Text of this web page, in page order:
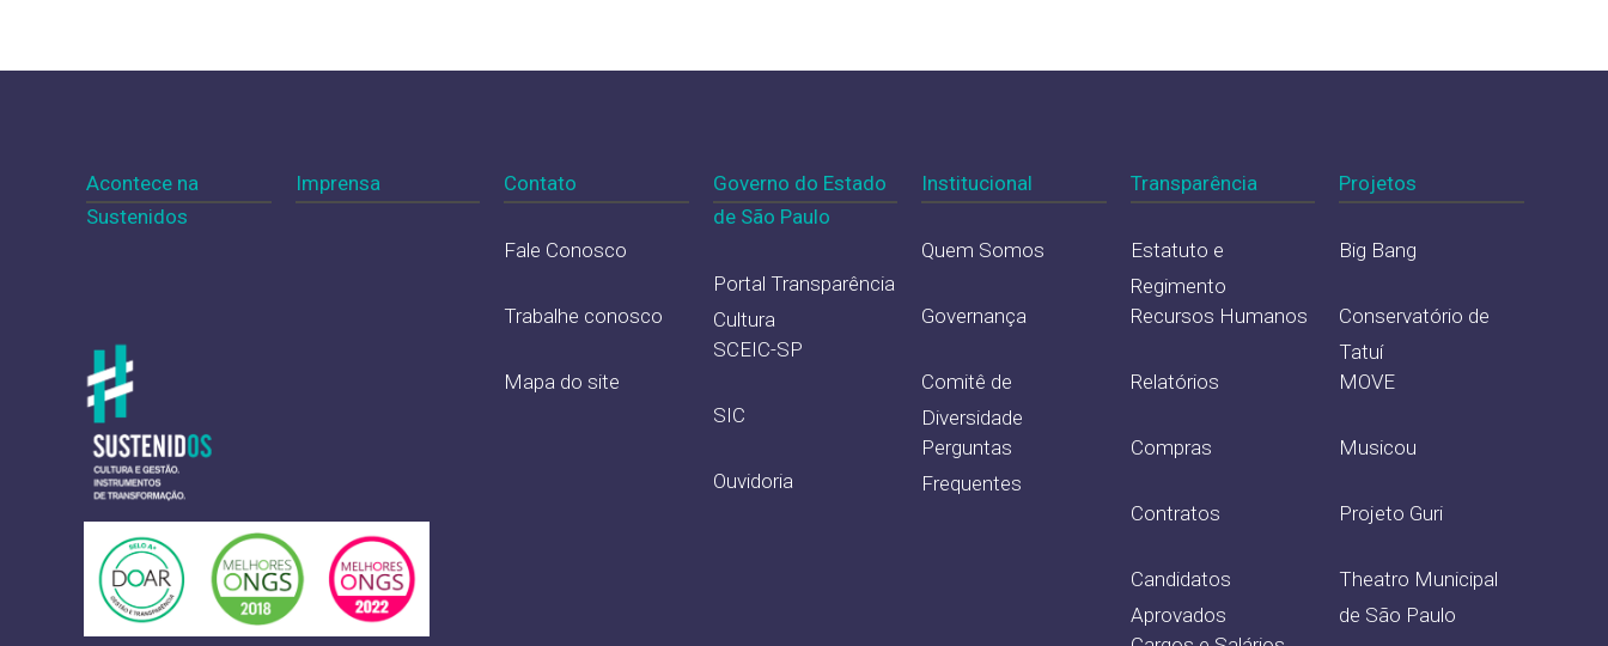
Institucional
Quem Somos
Governança
Comitê de
Diversidade
Perguntas
Frequentes
Projetos
Big Bang
Conservatório de
Tatuí
MOVE
Musicou
Projeto Guri
Theatro Municipal
de São Paulo
Acontece na
Sustenidos
Imprensa Transparência
Estatuto e
Regimento
Recursos Humanos
Relatórios
Compras
Contratos
Candidatos
Aprovados
Contato
Fale Conosco
Trabalhe conosco
Mapa do site
Governo do Estado
de São Paulo
Portal Transparência
Cultura
SCEIC-SP
SIC
Ouvidoria